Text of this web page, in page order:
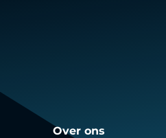
Over ons